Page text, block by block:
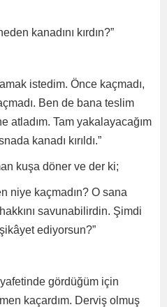
kanadını kırdın?”
istedim. Önce kaçmadı,
Ben de bana teslim
atladım. Tam yakalayacağım
kanadı kırıldı.”
kuşa döner ve der ki;
niye kaçmadın? O sana
savunabilirdin. Şimdi
şikâyet ediyorsun?”
gördüğüm için
kaçardım. Derviş olmuş